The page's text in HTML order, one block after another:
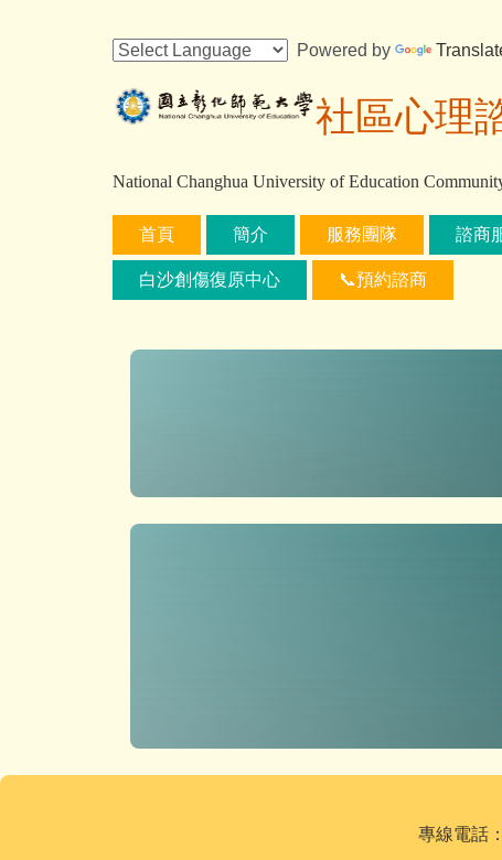
Powered by
社區心理
National Changhua University of Education
首頁 簡介 服務團隊 諮商
白沙創傷復原中心 📞預約諮商
專線電話